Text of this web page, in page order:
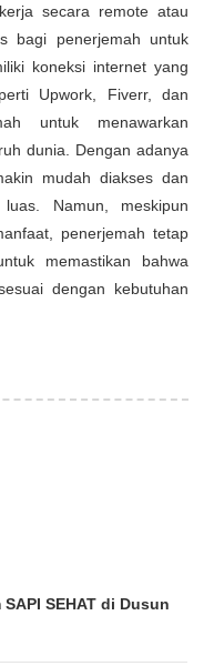
secara remote atau
bagi penerjemah untuk
koneksi internet yang
Upwork, Fiverr, dan
untuk menawarkan
dunia. Dengan adanya
mudah diakses dan
Namun, meskipun
penerjemah tetap
memastikan bahwa
dengan kebutuhan
SEHAT di Dusun